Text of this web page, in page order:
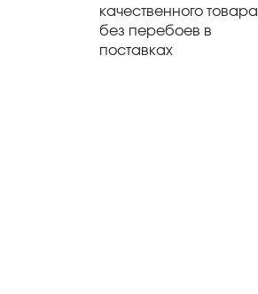
качественного товара
без перебоев в
поставках